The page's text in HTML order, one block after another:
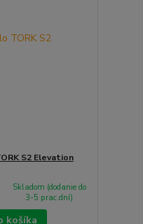
S2 Elevation
Skladom (dodanie do
3-5 prac.dní)
košíka